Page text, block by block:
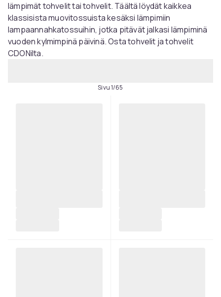
lämpimät tohvelit tai tohvelit. Täältä löydät kaikkea
klassisista muovitossuista kesäksi lämpimiin
lampaannahkatossuihin, jotka pitävät jalkasi lämpiminä
vuoden kylmimpinä päivinä. Osta tohvelit ja tohvelit
CDONilta.
Sivu 1/65